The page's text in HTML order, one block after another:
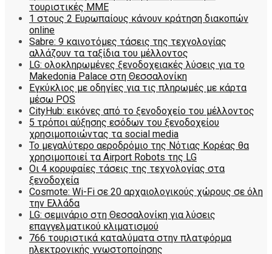
τουριστικές ΜΜΕ
1 στους 2 Ευρωπαίους κάνουν κράτηση διακοπών
online
Sabre: 9 καινοτόμες τάσεις της τεχνολογίας
αλλάζουν τα ταξίδια του μέλλοντος
LG: ολοκληρωμένες ξενοδοχειακές λύσεις για τo
Makedonia Palace στη Θεσσαλονίκη
Εγκύκλιος με οδηγίες για τις πληρωμές με κάρτα
μέσω POS
CityHub: εικόνες από το ξενοδοχείο του μέλλοντος
5 τρόποι αύξησης εσόδων του ξενοδοχείου
χρησιμοποιώντας τα social media
Το μεγαλύτερο αεροδρόμιο της Νότιας Κορέας θα
χρησιμοποιεί τα Airport Robots της LG
Οι 4 κορυφαίες τάσεις της τεχνολογίας στα
ξενοδοχεία
Cosmote: Wi-Fi σε 20 αρχαιολογικούς χώρους σε όλη
την Ελλάδα
LG: σεμινάριο στη Θεσσαλονίκη για λύσεις
επαγγελματικού κλιματισμού
766 τουριστικά καταλύματα στην πλατφόρμα
ηλεκτρονικής γνωστοποίησης